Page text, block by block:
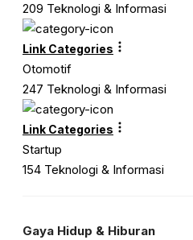
209 Teknologi & Informasi
Link Categories
Otomotif
247 Teknologi & Informasi
Link Categories
Startup
154 Teknologi & Informasi
Gaya Hidup & Hiburan